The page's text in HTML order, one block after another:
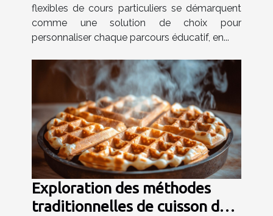
flexibles de cours particuliers se démarquent
comme une solution de choix pour
personnaliser chaque parcours éducatif, en...
Exploration des méthodes
traditionnelles de cuisson des